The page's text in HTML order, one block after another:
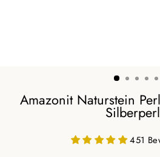
Amazonit Naturstein
451